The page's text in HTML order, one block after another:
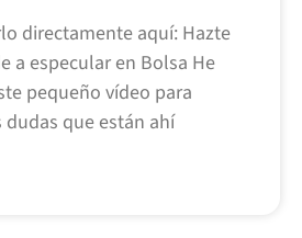
directamente aquí: Hazte
a especular en Bolsa He
pequeño vídeo para
que están ahí